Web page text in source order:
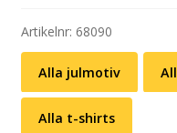
–
Carl
Larsson
(svart
eller
Artikelnr: 68090
Alla julmotiv
Alla t-shirts